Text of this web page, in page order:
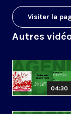
Visiter la
Autres
04:30